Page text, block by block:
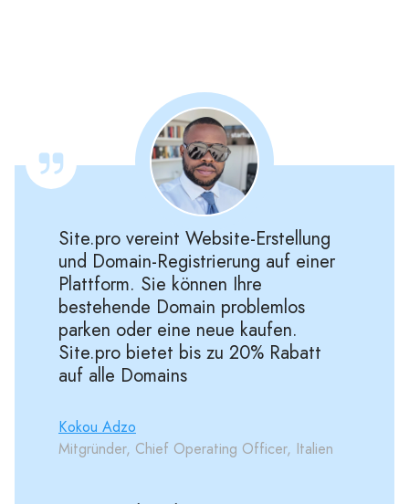
Site.pro vereint Website-Erstellung
und Domain-Registrierung auf einer
Plattform. Sie können Ihre
bestehende Domain problemlos
parken oder eine neue kaufen.
Site.pro bietet bis zu 20% Rabatt
auf alle Domains
Kokou Adzo
Mitgründer, Chief Operating Officer, Italien